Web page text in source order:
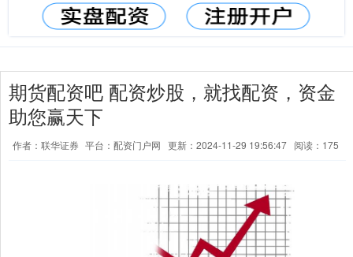
期货配资吧 配资炒股，就找配资，资金
助您赢天下
作者：联华证券 平台：配资门户网 更新：2024-11-29 19:56:47 阅读：175